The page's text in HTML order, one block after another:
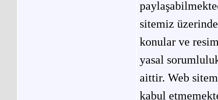
sitemiz
konular ve
yasal
aittir. Web
kabul